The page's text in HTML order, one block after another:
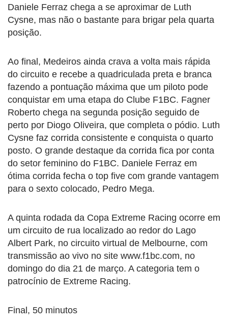
Daniele Ferraz chega a se aproximar de Luth
Cysne, mas não o bastante para brigar pela quarta
posição.
Ao final, Medeiros ainda crava a volta mais rápida
do circuito e recebe a quadriculada preta e branca
fazendo a pontuação máxima que um piloto pode
conquistar em uma etapa do Clube F1BC. Fagner
Roberto chega na segunda posição seguido de
perto por Diogo Oliveira, que completa o pódio. Luth
Cysne faz corrida consistente e conquista o quarto
posto. O grande destaque da corrida fica por conta
do setor feminino do F1BC. Daniele Ferraz em
ótima corrida fecha o top five com grande vantagem
para o sexto colocado, Pedro Mega.
A quinta rodada da Copa Extreme Racing ocorre em
um circuito de rua localizado ao redor do Lago
Albert Park, no circuito virtual de Melbourne, com
transmissão ao vivo no site www.f1bc.com, no
domingo do dia 21 de março. A categoria tem o
patrocínio de Extreme Racing.
Final, 50 minutos